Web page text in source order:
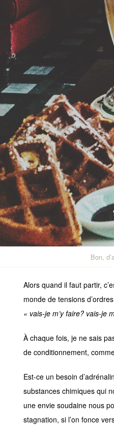
Bon,
Alors quand il faut partir,
monde de tensions
« vais-je m’y faire? vais-je
À chaque fois, je ne sais
de conditionnement,
Est-ce un besoin
substances chimiques qui
une envie soudaine nous
stagnation, si l’on fonce